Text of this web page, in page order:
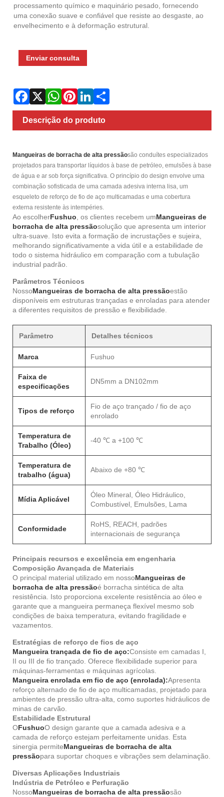
processamento químico e maquinário pesado, fornecendo
uma conexão suave e confiável que resiste ao desgaste, ao
envelhecimento e à deformação estrutural.
Enviar consulta
Descrição do produto
Mangueiras de borracha de alta pressãosão conduítes especializados
projetados para transportar líquidos à base de petróleo, emulsões à base
de água e ar sob força significativa. O princípio do design envolve uma
combinação sofisticada de uma camada adesiva interna lisa, um
esqueleto de reforço de fio de aço multicamadas e uma cobertura
externa resistente às intempéries.
Ao escolherFushuo , os clientes recebem umMangueiras de
borracha de alta pressãosolução que apresenta um interior
ultra-suave. Isto evita a formação de incrustações e sujeira,
melhorando significativamente a vida útil e a estabilidade de
todo o sistema hidráulico em comparação com a tubulação
industrial padrão.
Parâmetros Técnicos
NossoMangueiras de borracha de alta pressãoestão
disponíveis em estruturas trançadas e enroladas para atender
a diferentes requisitos de pressão e flexibilidade.
Parâmetro Detalhes técnicos
Marca Fushuo
Faixa de
especificações
DN5mm a DN102mm
Tipos de reforço
Fio de aço trançado / fio de aço
enrolado
Temperatura de
Trabalho (Óleo)
-40 ℃ a +100 ℃
Temperatura de
trabalho (água)
Abaixo de +80 ℃
Mídia Aplicável
Óleo Mineral, Óleo Hidráulico,
Combustível, Emulsões, Lama
Conformidade
RoHS, REACH, padrões
internacionais de segurança
Principais recursos e excelência em engenharia
Composição Avançada de Materiais
O principal material utilizado em nossoMangueiras de
borracha de alta pressãoé borracha sintética de alta
resistência. Isto proporciona excelente resistência ao óleo e
garante que a mangueira permaneça flexível mesmo sob
condições de baixa temperatura, evitando fragilidade e
vazamentos.
Estratégias de reforço de fios de aço
Mangueira trançada de fio de aço:Consiste em camadas I,
II ou III de fio trançado. Oferece flexibilidade superior para
máquinas-ferramentas e máquinas agrícolas.
Mangueira enrolada em fio de aço (enrolada):Apresenta
reforço alternado de fio de aço multicamadas, projetado para
ambientes de pressão ultra-alta, como suportes hidráulicos de
minas de carvão.
Estabilidade Estrutural
OFushuoO design garante que a camada adesiva e a
camada de reforço estejam perfeitamente unidas. Esta
sinergia permiteMangueiras de borracha de alta
pressãopara suportar choques e vibrações sem delaminação.
Diversas Aplicações Industriais
Indústria de Petróleo e Perfuração
NossoMangueiras de borracha de alta pressãosão